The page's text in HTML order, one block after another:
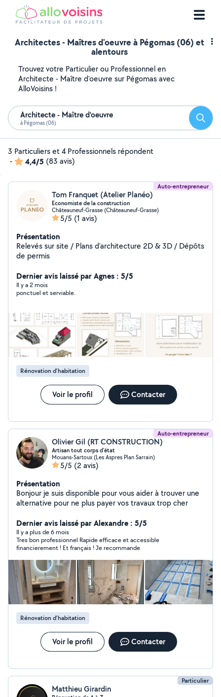
Architectes - Maîtres d'oeuvre à Pégomas (06) et
alentours
Trouvez votre Particulier ou Professionnel en
Architecte - Maître d'oeuvre sur Pégomas avec
AlloVoisins !
Architecte - Maître d'oeuvre
à Pégomas (06)
3 Particuliers et 4 Professionnels répondent
-
4,4/5 (83 avis)
Auto-entrepreneur
Tom Franquet (Atelier Planéo)
Economiste de la construction
Châteauneuf-Grasse (Châteauneuf-Grasse)
5/5 (1 avis)
Présentation
Relevés sur site / Plans d'architecture 2D & 3D / Dépôts
de permis
Dernier avis laissé par Agnes : 5/5
Il y a 2 mois
ponctuel et serviable.
Rénovation d'habitation
Voir le profil Contacter
Auto-entrepreneur
Olivier Gil (RT CONSTRUCTION)
Artisan tout corps d'état
Mouans-Sartoux (Les Aspres Plan Sarrain)
5/5 (2 avis)
Présentation
Bonjour je suis disponible pour vous aider à trouver une
alternative pour ne plus payer vos travaux trop cher
Dernier avis laissé par Alexandre : 5/5
Il y a plus de 6 mois
Tres bon professionnel Rapide efficace et accessible
financierement ! Et français ! Je recommande
Rénovation d'habitation
Voir le profil Contacter
Particulier
Matthieu Girardin